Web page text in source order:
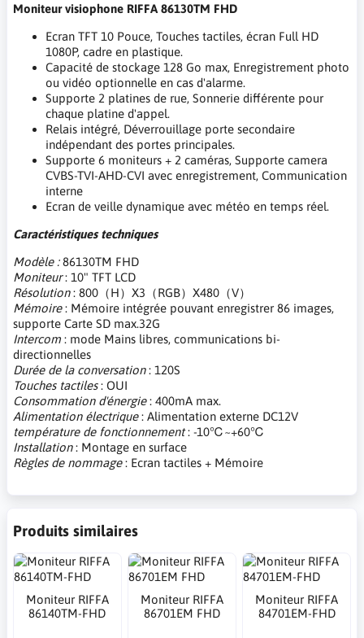
Moniteur visiophone RIFFA 86130TM FHD
Ecran TFT 10 Pouce, Touches tactiles, écran Full HD
1080P, cadre en plastique.
Capacité de stockage 128 Go max, Enregistrement photo
ou vidéo optionnelle en cas d'alarme.
Supporte 2 platines de rue, Sonnerie différente pour
chaque platine d'appel.
Relais intégré, Déverrouillage porte secondaire
indépendant des portes principales.
Supporte 6 moniteurs + 2 caméras, Supporte camera
CVBS-TVI-AHD-CVI avec enregistrement, Communication
interne
Ecran de veille dynamique avec météo en temps réel.
Caractéristiques techniques
Modèle :86130TM FHD
Moniteur: 10" TFT LCD
Résolution: 800（H）X3（RGB）X480（V）
Mémoire: Mémoire intégrée pouvant enregistrer 86 images,
supporte Carte SD max.32G
Intercom : mode Mains libres, communications bi-
directionnelles
Durée de la conversation: 120S
Touches tactiles: OUI
Consommation d'énergie: 400mA max.
Alimentation électrique: Alimentation externe DC12V
température de fonctionnement: -10℃~+60℃
Installation: Montage en surface
Règles de nommage: Ecran tactiles + Mémoire
Produits similaires
Moniteur RIFFA
86140TM-FHD
Moniteur RIFFA
86701EM FHD
Moniteur RIFFA
84701EM-FHD